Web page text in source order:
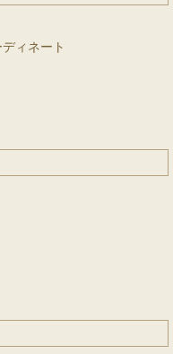
ィネート